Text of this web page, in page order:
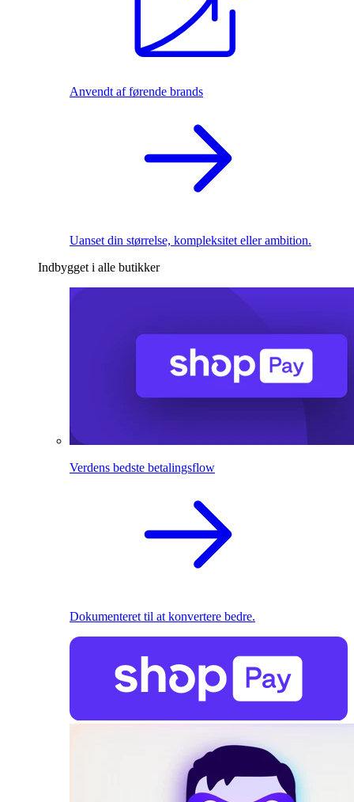
Anvendt af førende brands
Uanset din størrelse, kompleksitet eller ambition.
Indbygget i alle butikker
Verdens bedste betalingsflow
Dokumenteret til at konvertere bedre.